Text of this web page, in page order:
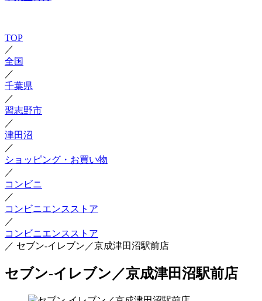
TOP
／
全国
／
千葉県
／
習志野市
／
津田沼
／
ショッピング・お買い物
／
コンビニ
／
コンビニエンスストア
／
コンビニエンスストア
／ セブン‐イレブン／京成津田沼駅前店
セブン‐イレブン／京成津田沼駅前店